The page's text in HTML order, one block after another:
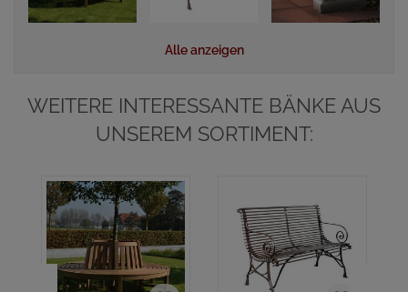
Alle anzeigen
WEITERE INTERESSANTE BÄNKE AUS
UNSEREM SORTIMENT: